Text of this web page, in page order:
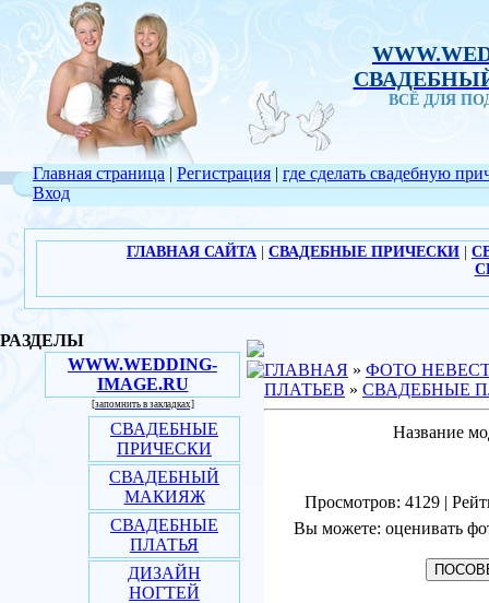
ВСЁ ДЛЯ
Главная страница | Регистрация |
Вход
где сделать свадебную
ГЛАВНАЯ САЙТА СВАДЕБНЫЕ ПРИЧЕСКИ
РАЗДЕЛЫ
WWW.WEDDING-
IMAGE.RU
[запомнить в закладках]
СВАДЕБНЫЕ
ПРИЧЕСКИ
СВАДЕБНЫЙ
МАКИЯЖ
СВАДЕБНЫЕ
ПЛАТЬЯ
ДИЗАЙН
НОГТЕЙ
ГЛАВНАЯ » ФОТО
ПЛАТЬЕВ » СВАДЕБНЫЕ
Название
Просмотров: 4129 |
Вы можете: оценивать